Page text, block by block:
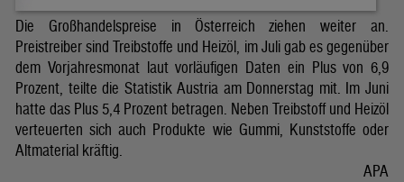
Die Großhandelspreise in Österreich ziehen weiter an.
Preistreiber sind Treibstoffe und Heizöl, im Juli gab es gegenüber
dem Vorjahresmonat laut vorläufigen Daten ein Plus von 6,9
Prozent, teilte die Statistik Austria am Donnerstag mit. Im Juni
hatte das Plus 5,4 Prozent betragen. Neben Treibstoff und Heizöl
verteuerten sich auch Produkte wie Gummi, Kunststoffe oder
Altmaterial kräftig.
APA